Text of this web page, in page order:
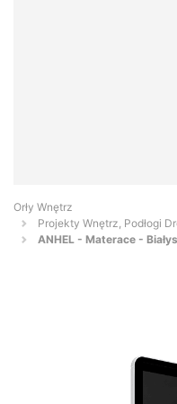
Orły Wnętrz
Projekty Wnętrz, Podłogi
ANHEL - Materace -